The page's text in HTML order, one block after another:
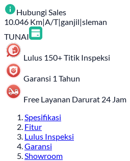
Hubungi Sales
10.046 Km|A/T|ganjil|sleman
TUNAI
Lulus 150+ Titik Inspeksi
Garansi 1 Tahun
Free Layanan Darurat 24 Jam
Spesifikasi
Fitur
Lulus Inspeksi
Garansi
Showroom